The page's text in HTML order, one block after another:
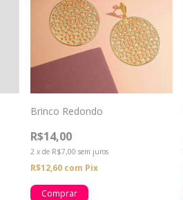
Brinco Redondo
R$14,00
2 x de R$7,00 sem juros
R$12,60 com Pix